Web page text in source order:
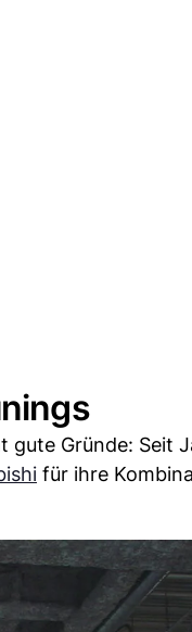
gute Gründe: Seit
für ihre